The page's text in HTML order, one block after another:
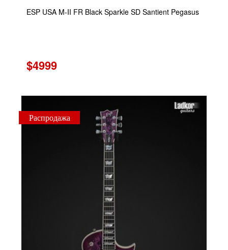
ESP USA M-II FR Black Sparkle SD Santient Pegasus
$4999
Распродажа